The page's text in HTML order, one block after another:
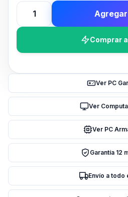
Mouse
Inalámbrico
cantidad
Comprar
Ver PC
Ver
Ver PC
Garantía 12
Envío a todo